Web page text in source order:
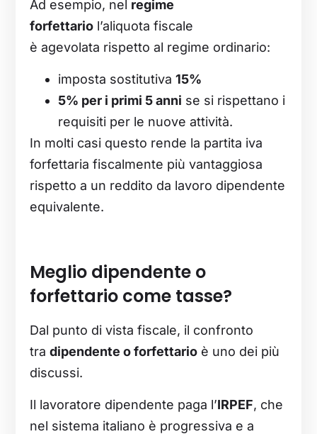
Ad esempio, nel regime
forfettario l’aliquota fiscale
è agevolata rispetto al regime ordinario:
imposta sostitutiva15%
5% per i primi 5 anni se si rispettano i
requisiti per le nuove attività.
In molti casi questo rende la partita iva
forfettaria fiscalmente più vantaggiosa
rispetto a un reddito da lavoro dipendente
equivalente.
Meglio dipendente o
forfettario come tasse?
Dal punto di vista fiscale, il confronto
tradipendente o forfettario è uno dei più
discussi.
Il lavoratore dipendente paga l’IRPEF, che
nel sistema italiano è progressiva e a